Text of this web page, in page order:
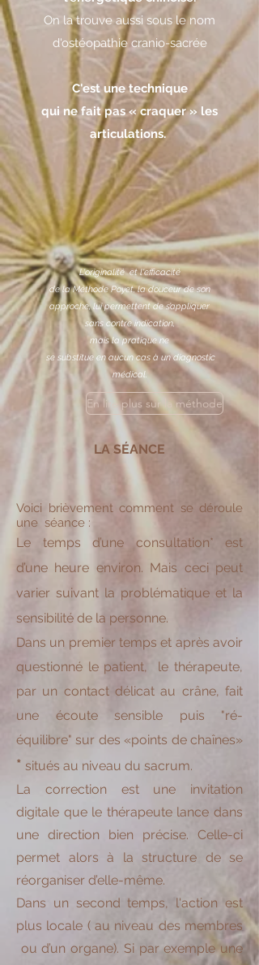
On la trouve aussi sous le nom
d'ostéopathie cranio-sacrée
C'est une technique
qui ne fait pas « craquer » les
articulations.
L'originalité et l'efficacité
de la Méthode Poyet, la douceur de son
approche, lui permettent de s’appliquer
sans contre indication,
mais la pratique ne
se substitue en aucun cas à un diagnostic
médical.
En lire plus sur la méthode
LA SÉANCE
Voici brièvement comment se déroule
une séance :
Le temps d’une consultation* est
d’une heure environ. Mais ceci peut
varier suivant la problématique et la
sensibilité de la personne.
Dans un premier temps et après avoir
questionné le patient, le thérapeute,
par un contact délicat au crâne, fait
une écoute sensible puis "ré-
équilibre" sur des «points de chaînes»
* situés au niveau du sacrum.
La correction est une invitation
digitale que le thérapeute lance dans
une direction bien précise. Celle-ci
permet alors à la structure de se
réorganiser d’elle-même.
Dans un second temps, l'action est
plus locale ( au niveau des membres
ou d’un organe). Si par exemple une